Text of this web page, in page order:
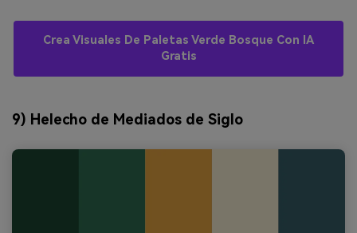
Crea Visuales De Paletas Verde Bosque Con IA
Gratis
9) Helecho de Mediados de Siglo